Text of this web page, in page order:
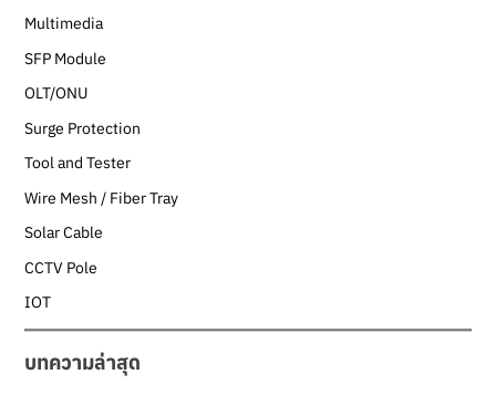
Multimedia
SFP Module
OLT/ONU
Surge Protection
Tool and Tester
Wire Mesh / Fiber Tray
Solar Cable
CCTV Pole
IOT
บทความล่าสุด